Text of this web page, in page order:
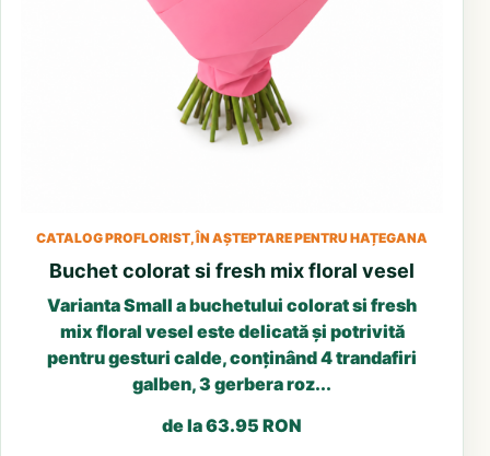
CATALOG PROFLORIST, ÎN AȘTEPTARE PENTRU HAȚEGANA
Buchet colorat si fresh mix floral vesel
Varianta Small a buchetului colorat si fresh
mix floral vesel este delicată și potrivită
pentru gesturi calde, conținând 4 trandafiri
galben, 3 gerbera roz...
de la 63.95 RON